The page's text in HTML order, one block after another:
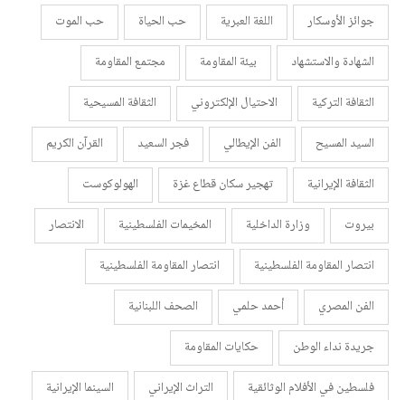
جوائز الأوسكار
اللغة العبرية حب الحياة
حب الموت
الشهادة والاستشهاد
بيئة المقاومة
مجتمع المقاومة
الثقافة التركية
الاحتيال الإلكتروني
الثقافة المسيحية
السيد المسيح
الفن الإيطالي فجر السعيد
القرآن الكريم
الثقافة الإيرانية
تهجير سكان قطاع غزة
الهولوكوست
بيروت
وزارة الداخلية المخيمات الفلسطينية
الانتصار
انتصار المقاومة الفلسطينية
انتصار المقاومة الفلسطينية
الفن المصري
أحمد حلمي
الصحف اللبنانية
جريدة نداء الوطن
حكايات المقاومة
فلسطين في الأفلام الوثائقية
التراث الإيراني
السينما الإيرانية